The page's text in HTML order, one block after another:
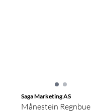
Saga Marketing AS
Månestein Regnbue